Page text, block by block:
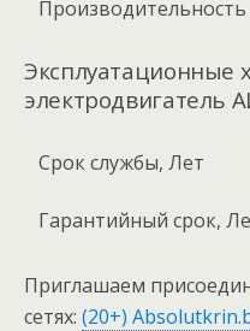
Производительность
Эксплуатационные
электродвигатель
Срок службы, Лет
Гарантийный срок,
Приглашаем
сетях: (20+)